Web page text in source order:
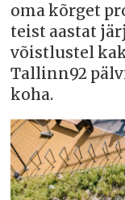
oma kõrget
teist aastat
võistlustel
Tallinn92
koha.